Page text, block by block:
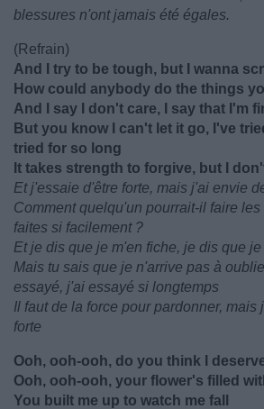
blessures n'ont jamais été égales.
(Refrain)
And I try to be tough, but I wanna
How could anybody do the things
And I say I don't care, I say that I'm
But you know I can't let it go, I've
tried for so long
It takes strength to forgive, but I
Et j'essaie d'être forte, mais j'ai envie
Comment quelqu'un pourrait-il faire
faites si facilement ?
Et je dis que je m'en fiche, je dis que
Mais tu sais que je n'arrive pas à
essayé, j'ai essayé si longtemps
Il faut de la force pour pardonner, mais
forte
Ooh, ooh-ooh, do you think I
Ooh, ooh-ooh, your flower's filled
You built me up to watch me fall